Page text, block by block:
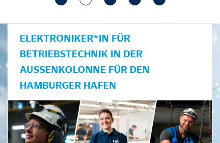
ELEKTRONIKER*IN FÜR
BETRIEBSTECHNIK IN DER
AUSSENKOLONNE FÜR DEN H
AMBURGER HAFEN